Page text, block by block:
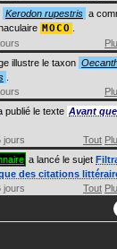
Kerodon rupestris a
MOCO
illustre le taxon
publié le texte Avant
jours
Tout
a lancé le sujet
des citations
jours
Tout